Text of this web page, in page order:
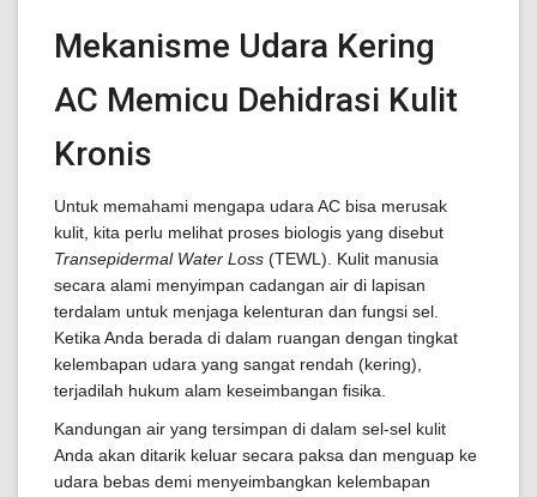
Mekanisme Udara Kering
AC Memicu Dehidrasi Kulit
Kronis
Untuk memahami mengapa udara AC bisa merusak
kulit, kita perlu melihat proses biologis yang disebut
Transepidermal Water Loss (TEWL). Kulit manusia
secara alami menyimpan cadangan air di lapisan
terdalam untuk menjaga kelenturan dan fungsi sel.
Ketika Anda berada di dalam ruangan dengan tingkat
kelembapan udara yang sangat rendah (kering),
terjadilah hukum alam keseimbangan fisika.
Kandungan air yang tersimpan di dalam sel-sel kulit
Anda akan ditarik keluar secara paksa dan menguap ke
udara bebas demi menyeimbangkan kelembapan